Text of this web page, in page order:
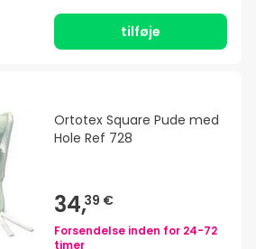
tilføje
Ortotex Square Pude med
Hole Ref 728
34,39 €
Forsendelse inden for 24-72
timer